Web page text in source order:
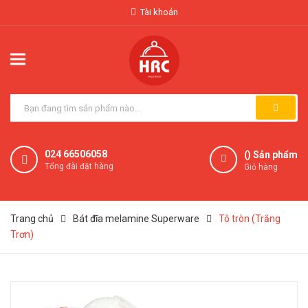
Tài khoản
024 66506058
Tổng đài đặt hàng
() Sản phẩm
Giỏ hàng
Trang chủ Bát đĩa melamine Superware
Tô tròn (Trắng
Trơn)